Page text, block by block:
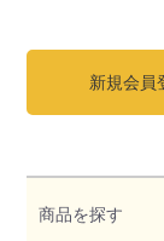
新規会員
商品を探す